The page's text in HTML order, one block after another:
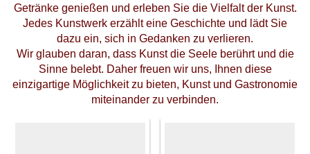
Getränke genießen und erleben Sie die Vielfalt der Kunst.
Jedes Kunstwerk erzählt eine Geschichte und lädt Sie
dazu ein, sich in Gedanken zu verlieren.
Wir glauben daran, dass Kunst die Seele berührt und die
Sinne belebt. Daher freuen wir uns, Ihnen diese
einzigartige Möglichkeit zu bieten, Kunst und Gastronomie
miteinander zu verbinden.